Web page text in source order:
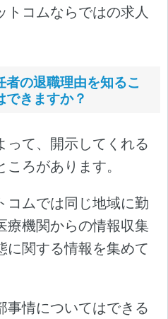
トコムならではの求人
者の退職理由を知るこ
できますか？
って、開示してくれる
ろがあります。
コムでは同じ地域に勤
療機関からの情報収集
に関する情報を集めて
事情についてはできる